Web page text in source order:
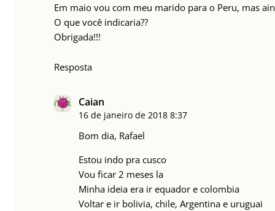
Em maio vou com meu marido para o Peru, mas
O que você indicaria??
Obrigada!!!
Resposta
Caian
16 de janeiro de 2018 8:37
Bom dia, Rafael
Estou indo pra cusco
Vou ficar 2 meses la
Minha ideia era ir equador e colombia
Voltar e ir bolivia, chile, Argentina e uruguai